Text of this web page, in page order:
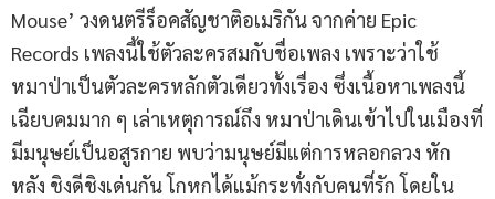
Mouse’ วงดนตรีร็อคสัญชาติอเมริกัน จากค่าย Epic
Records เพลงนี้ใช้ตัวละครสมกับชื่อเพลง เพราะว่าใช้
หมาป่าเป็นตัวละครหลักตัวเดียวทั้งเรื่อง ซึ่งเนื้อหาเพลงนี้
เฉียบคมมาก ๆ เล่าเหตุการณ์ถึง หมาป่าเดินเข้าไปในเมืองที่
มีมนุษย์เป็นอสูรกาย พบว่ามนุษย์มีแต่การหลอกลวง หัก
หลัง ชิงดีชิงเด่นกัน โกหกได้แม้กระทั่งกับคนที่รัก โดยใน